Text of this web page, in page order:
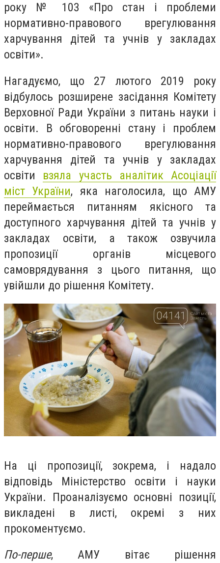
року № 103 «Про стан і проблеми
нормативно-правового врегулювання
харчування дітей та учнів у закладах
освіти».
Нагадуємо, що 27 лютого 2019 року
відбулось розширене засідання Комітету
Верховної Ради України з питань науки і
освіти. В обговоренні стану і проблем
нормативно-правового врегулювання
харчування дітей та учнів у закладах
освіти взяла участь аналітик Асоціації
міст України, яка наголосила, що АМУ
переймається питанням якісного та
доступного харчування дітей та учнів у
закладах освіти, а також озвучила
пропозиції органів місцевого
самоврядування з цього питання, що
увійшли до рішення Комітету.
На ці пропозиції, зокрема, і надало
відповідь Міністерство освіти і науки
України. Проаналізуємо основні позиції,
викладені в листі, окремі з них
прокоментуємо.
По-перше, АМУ вітає рішення